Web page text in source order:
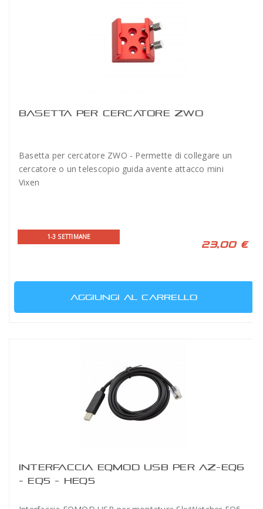
BASETTA PER CERCATORE ZWO
Basetta per cercatore ZWO - Permette di collegare un
cercatore o un telescopio guida avente attacco mini
Vixen
1-3 SETTIMANE
23,00 €
AGGIUNGI AL CARRELLO
INTERFACCIA EQMOD USB PER AZ-EQ6
- EQ5 - HEQ5